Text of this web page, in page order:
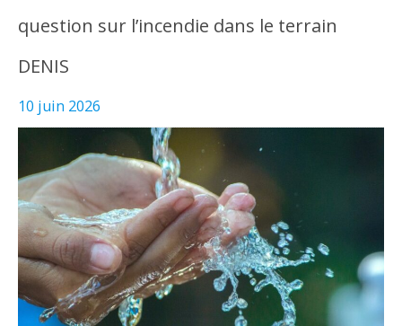
question sur l’incendie dans le terrain
DENIS
10 juin 2026